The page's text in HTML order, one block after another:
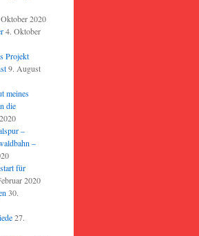
2020
4. Oktober
Projekt
9. August
meines
die
–
–
für
2020
30.
27.